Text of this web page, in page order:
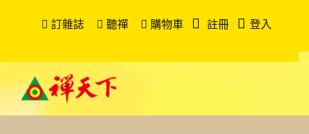
訂雜誌 聽禪 購物車 註冊 登入